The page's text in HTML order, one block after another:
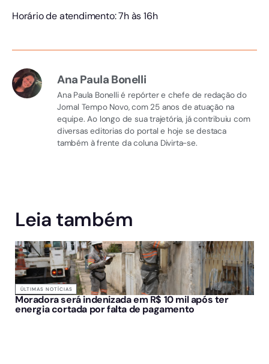
Horário de atendimento: 7h às 16h
Ana Paula Bonelli
Ana Paula Bonelli é repórter e chefe de redação do
Jornal Tempo Novo, com 25 anos de atuação na
equipe. Ao longo de sua trajetória, já contribuiu com
diversas editorias do portal e hoje se destaca
também à frente da coluna Divirta-se.
Leia também
ÚLTIMAS NOTÍCIAS
Moradora será indenizada em R$ 10 mil após ter
energia cortada por falta de pagamento